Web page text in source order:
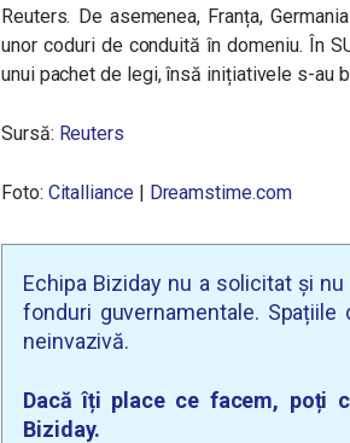
Reuters. De asemenea, Franța,
unor coduri de conduită în domeniu. În
unui pachet de legi, însă inițiativele s-au
Sursă: Reuters
Foto: Citalliance | Dreamstime.com
Echipa Biziday nu a solicitat și
fonduri guvernamentale.
neinvazivă.
Dacă îți place ce facem, poți
Biziday.